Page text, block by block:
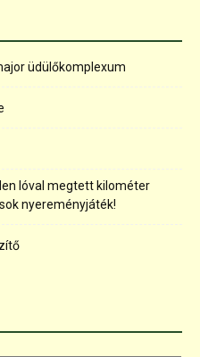
üdülőkomplexum
lóval megtett kilométer
nyereményjáték!